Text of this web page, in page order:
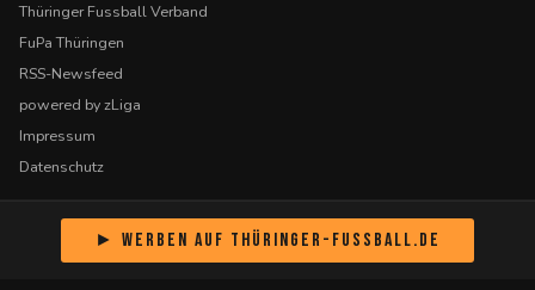
Thüringer Fussball Verband
FuPa Thüringen
RSS-Newsfeed
powered by zLiga
Impressum
Datenschutz
► Werben auf Thüringer-Fussball.de